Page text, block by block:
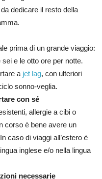
dedicare il resto della
prima di un grande viaggio:
e le otto ore per notte.
a jet lag, con ulteriori
sonno-veglia.
con sé
allergie a cibi o
corso è bene avere un
caso di viaggi all’estero è
inglese e/o nella lingua
necessarie